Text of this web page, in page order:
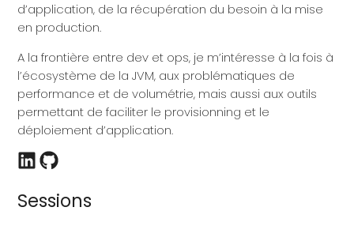
d’application, de la récupération du besoin à la mise
en production.
A la frontière entre dev et ops, je m’intéresse à la fois à
l’écosystème de la JVM, aux problématiques de
performance et de volumétrie, mais aussi aux outils
permettant de faciliter le provisionning et le
déploiement d’application.
Sessions